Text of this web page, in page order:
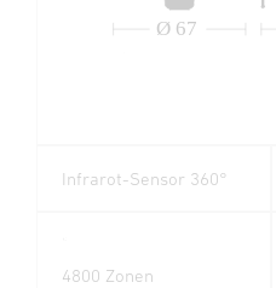
Ø 67
Infrarot-Sensor 360°
4800 Zonen